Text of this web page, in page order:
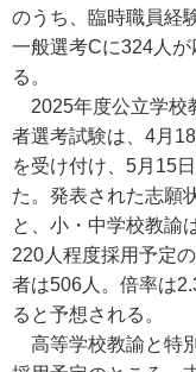
のうち、臨時職員経
一般選考Cに324人が
る。
2025年度公立学校
者選考試験は、4月
を受け付け、5月15
た。発表された志願
と、小・中学校教諭
220人程度採用予定
者は506人。倍率は
ると予想される。
高等学校教諭と特